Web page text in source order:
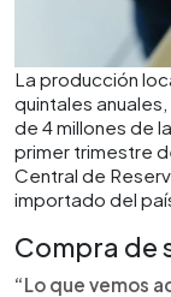
La producción
quintales
de 4 millones de
primer trimestre
Central de
importado del
Compra de
“Lo que vemos